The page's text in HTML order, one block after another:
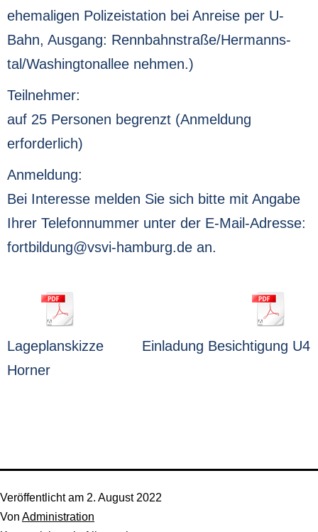
ehemaligen Polizeistation bei Anreise per U-
Bahn, Ausgang: Rennbahnstraße/Hermanns-
tal/Washingtonallee nehmen.)
Teilnehmer:
auf 25 Personen begrenzt (Anmeldung
erforderlich)
Anmeldung:
Bei Interesse melden Sie sich bitte mit Angabe
Ihrer Telefonnummer unter der E-Mail-Adresse:
fortbildung@vsvi-hamburg.de an.
Lageplanskizze
Einladung Besichtigung U4
Horner
Veröffentlicht am 2. August 2022
Von Administration